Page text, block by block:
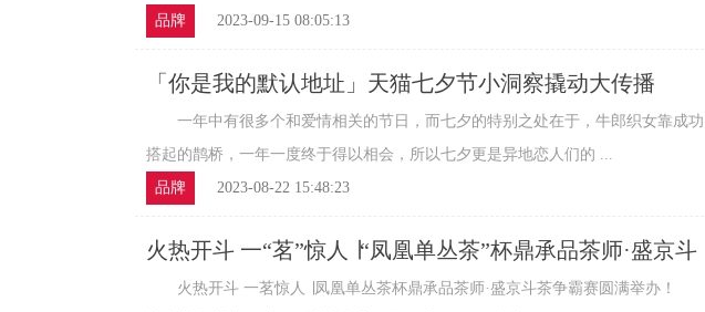
品牌
2023-09-15 08:05:13
「你是我的默认地址」天猫七夕节小洞察撬动大传播
一年中有很多个和爱情相关的节日，而七夕的特别之处在于，牛郎织女靠成功
搭起的鹊桥，一年一度终于得以相会，所以七夕更是异地恋人们的 ...
品牌
2023-08-22 15:48:23
火热开斗 一“茗”惊人 ∣“凤凰单丛茶”杯鼎承品茶师·盛京斗
火热开斗 一茗惊人 ∣凤凰单丛茶杯鼎承品茶师·盛京斗茶争霸赛圆满举办！